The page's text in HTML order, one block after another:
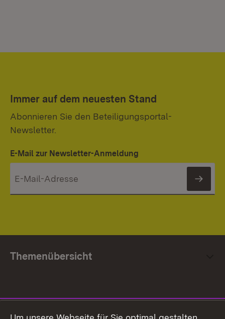
Immer auf dem neuesten Stand
Abonnieren Sie den Beteiligungsportal-
Newsletter.
E-Mail zur Newsletter-Anmeldung
Themenübersicht